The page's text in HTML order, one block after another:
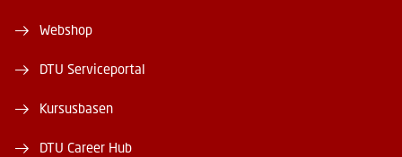
Webshop
DTU Serviceportal
Kursusbasen
DTU Career Hub